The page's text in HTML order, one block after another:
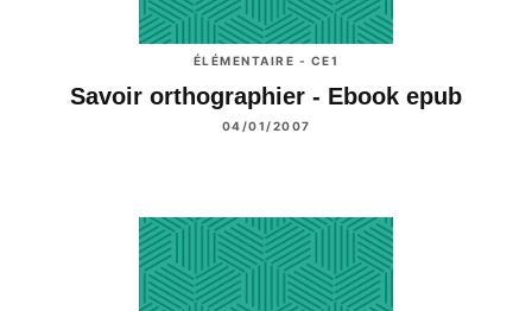
ÉLÉMENTAIRE - CE1
Savoir orthographier - Ebook epub
04/01/2007